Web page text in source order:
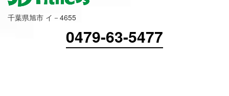
千葉県旭市 イ－4655
0479-63-5477